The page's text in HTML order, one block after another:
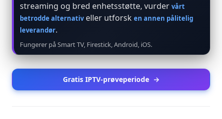
streaming og bred enhetsstøtte, vurder vårt
betrodde alternativeller utforsk en annen pålitelig
leverandør.
Fungerer på Smart TV, Firestick, Android, iOS.
Gratis IPTV-prøveperiode →